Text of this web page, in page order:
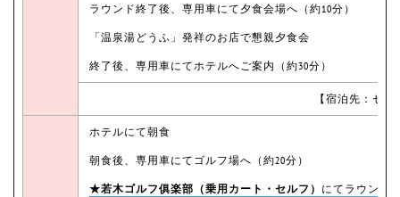
ラウンド終了後、専用車にて夕食会場へ（約10分）
「温泉湯どうふ」発祥のお店で懇親夕食会
終了後、専用車にてホテルへご案内（約30分）
【宿泊先：セ
ホテルにて朝食
朝食後、専用車にてゴルフ場へ（約20分）
★若木ゴルフ俱楽部（乗用カート・セルフ） にてラウンド